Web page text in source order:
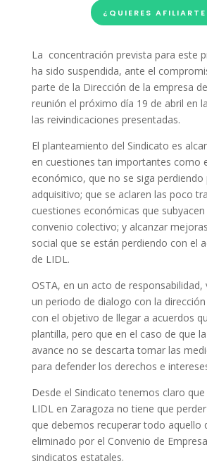
¿QUIERES
La concentración prevista para este
ha sido suspendida, ante el
parte de la Dirección de la empresa
reunión el próximo día 19 de abril en
las reivindicaciones presentadas.
El planteamiento del Sindicato es
en cuestiones tan importantes como
económico, que no se siga perdiendo
adquisitivo; que se aclaren las poco
cuestiones económicas que
convenio colectivo; y alcanzar
social que se están perdiendo con el
de LIDL.
OSTA, en un acto de
un periodo de dialogo con la
con el objetivo de llegar a acuerdos
plantilla, pero que en el caso de que
avance no se descarta tomar las
para defender los derechos e
Desde el Sindicato tenemos claro
LIDL en Zaragoza no tiene que
que debemos recuperar todo aquello
eliminado por el Convenio de
sindicatos estatales.